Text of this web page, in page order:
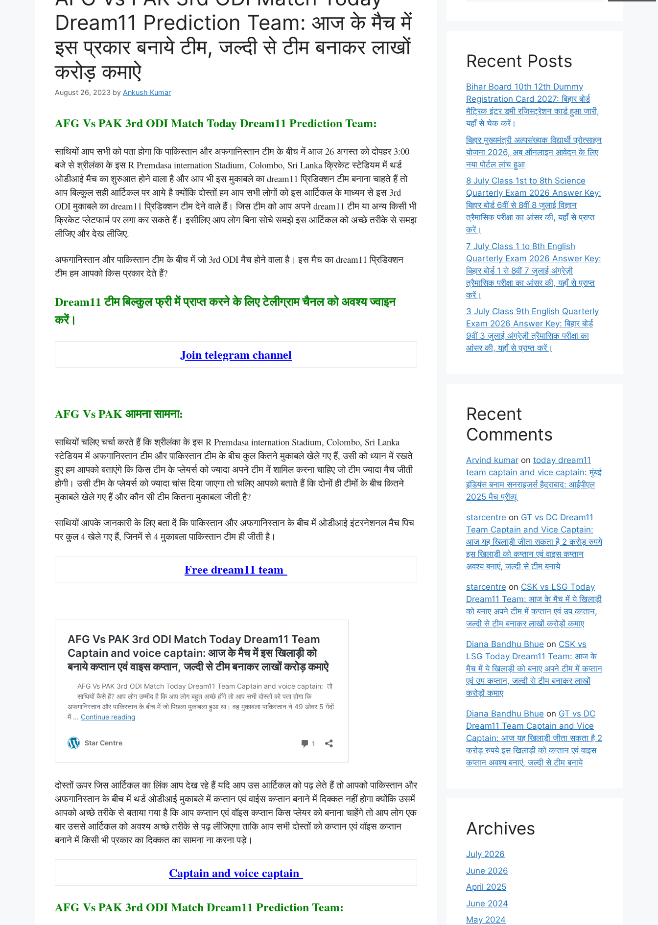
Dream11 Prediction Team: आज के मैच में
इस प्रकार बनाये टीम, जल्दी से टीम बनाकर लाखों
करोड़ कमाऐ
August 26, 2023 by Ankush Kumar
AFG Vs PAK 3rd ODI Match Today Dream11 Prediction Team:
साथियों आप सभी को पता होगा कि पाकिस्तान और अफगानिस्तान टीम के बीच में आज 26 अगस्त को दोपहर 3:00
बजे से श्रीलंका के इस R Premdasa internation Stadium, Colombo, Sri Lanka क्रिकेट स्टेडियम में थर्ड
ओडीआई मैच का शुरुआत होने वाला है और आप भी इस मुकाबले का dream11 प्रिडिक्शन टीम बनाना चाहते हैं तो
आप बिल्कुल सही आर्टिकल पर आये है क्योंकि दोस्तों हम आप सभी लोगों को इस आर्टिकल के माध्यम से इस 3rd
ODI मुकाबले का dream11 प्रिडिक्शन टीम देने वाले हैं। जिस टीम को आप अपने dream11 टीम या अन्य किसी भी
क्रिकेट प्लेटफार्म पर लगा कर सकते हैं। इसीलिए आप लोग बिना सोचे समझे इस आर्टिकल को अच्छे तरीके से समझ
लीजिए और देख लीजिए.
अफगानिस्तान और पाकिस्तान टीम के बीच में जो 3rd ODI मैच होने वाला है। इस मैच का dream11 प्रिडिक्शन
टीम हम आपको किस प्रकार देते हैं?
Dream11 टीम बिल्कुल फ्री में प्राप्त करने के लिए टेलीग्राम चैनल को अवश्य ज्वाइन
करें।
Join telegram channel
AFG Vs PAK आमना सामना:
साथियों चलिए चर्चा करते हैं कि श्रीलंका के इस R Premdasa internation Stadium, Colombo, Sri Lanka
स्टेडियम में अफगानिस्तान टीम और पाकिस्तान टीम के बीच कुल कितने मुकाबले खेले गए हैं, उसी को ध्यान में रखते
हुए हम आपको बताएंगे कि किस टीम के प्लेयर्स को ज्यादा अपने टीम में शामिल करना चाहिए जो टीम ज्यादा मैच जीती
होगी। उसी टीम के प्लेयर्स को ज्यादा चांस दिया जाएगा तो चलिए आपको बताते हैं कि दोनों ही टीमों के बीच कितने
मुकाबले खेले गए हैं और कौन सी टीम कितना मुकाबला जीती है?
साथियों आपके जानकारी के लिए बता दें कि पाकिस्तान और अफगानिस्तान के बीच में ओडीआई इंटरनेशनल मैच पिच
पर कुल 4 खेले गए हैं, जिनमें से 4 मुकाबला पाकिस्तान टीम ही जीती है।
Free dream11 team
दोस्तों ऊपर जिस आर्टिकल का लिंक आप देख रहे हैं यदि आप उस आर्टिकल को पढ़ लेते हैं तो आपको पाकिस्तान और
अफगानिस्तान के बीच में थर्ड ओडीआई मुकाबले में कप्तान एवं वाईस कप्तान बनाने में दिक्कत नहीं होगा क्योंकि उसमें
आपको अच्छे तरीके से बताया गया है कि आप कप्तान एवं वॉइस कप्तान किस प्लेयर को बनाना चाहेंगे तो आप लोग एक
बार उससे आर्टिकल को अवश्य अच्छे तरीके से पढ़ लीजिएगा ताकि आप सभी दोस्तों को कप्तान एवं वॉइस कप्तान
बनाने में किसी भी प्रकार का दिक्कत का सामना ना करना पड़े।
Captain and voice captain
AFG Vs PAK 3rd ODI Match Dream11 Prediction Team:
Recent Posts
Bihar Board 10th 12th Dummy
Registration Card 2027: बिहार बोर्ड
मैट्रिक इंटर डमी रजिस्ट्रेशन कार्ड हुआ जारी,
यहाँ से चेक करें।
बिहार मुख्यमंत्री अल्पसंख्यक विद्यार्थी प्रोत्साहन
योजना 2026, अब ऑनलाइन आवेदन के लिए
नया पोर्टल लांच हुआ
8 July Class 1st to 8th Science
Quarterly Exam 2026 Answer Key:
बिहार बोर्ड 6वीं से 8वीं 8 जुलाई विज्ञान
त्रैमासिक परीक्षा का आंसर की, यहाँ से प्राप्त
करें।
7 July Class 1 to 8th English
Quarterly Exam 2026 Answer Key:
बिहार बोर्ड 1 से 8वीं 7 जुलाई अंग्रेज़ी
त्रैमासिक परीक्षा का आंसर की, यहाँ से प्राप्त
करें।
3 July Class 9th English Quarterly
Exam 2026 Answer Key: बिहार बोर्ड
9वीं 3 जुलाई अंग्रेज़ी त्रैमासिक परीक्षा का
आंसर की, यहाँ से प्राप्त करें।
Recent
Comments
Arvind kumar on today dream11
team captain and vice captain: मुंबई
इंडियंस बनाम सनराइजर्स हैदराबाद: आईपीएल
2025 मैच प्रीव्यू
starcentre on GT vs DC Dream11
Team Captain and Vice Captain:
आज यह खिलाड़ी जीता सकता है 2 करोड़ रुपये
इस खिलाड़ी को कप्तान एवं वाइस कप्तान
अवश्य बनाएं, जल्दी से टीम बनाये
starcentre on CSK vs LSG Today
Dream11 Team: आज के मैच में ये खिलाड़ी
को बनाए अपने टीम में कप्तान एवं उप कप्तान,
जल्दी से टीम बनाकर लाखों करोड़ों कमाए
Diana Bandhu Bhue on CSK vs
LSG Today Dream11 Team: आज के
मैच में ये खिलाड़ी को बनाए अपने टीम में कप्तान
एवं उप कप्तान, जल्दी से टीम बनाकर लाखों
करोड़ों कमाए
Diana Bandhu Bhue on GT vs DC
Dream11 Team Captain and Vice
Captain: आज यह खिलाड़ी जीता सकता है 2
करोड़ रुपये इस खिलाड़ी को कप्तान एवं वाइस
कप्तान अवश्य बनाएं, जल्दी से टीम बनाये
Archives
July 2026
June 2026
April 2025
June 2024
May 2024